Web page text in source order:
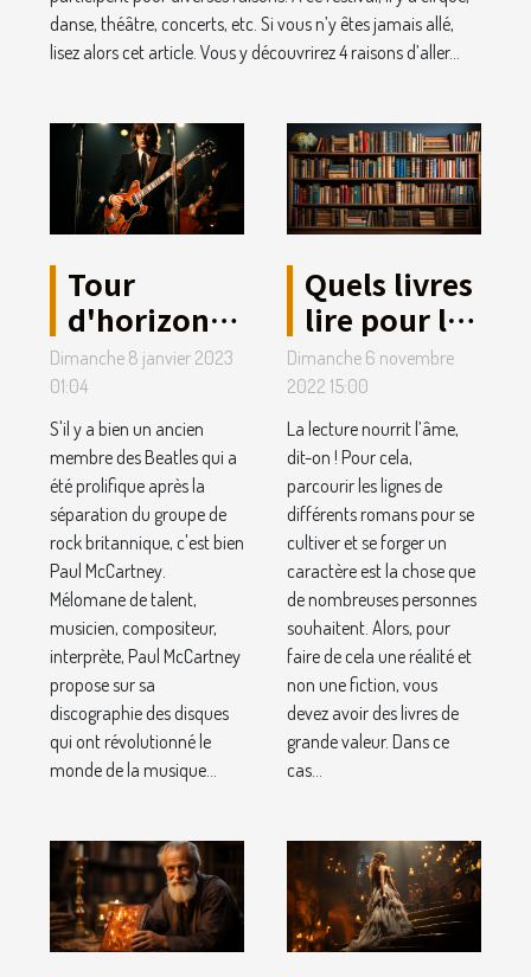
danse, théâtre, concerts, etc. Si vous n’y êtes jamais allé,
lisez alors cet article. Vous y découvrirez 4 raisons d’aller...
Tour
d'horizon
sur la vie de
Paul
McCartney
Dimanche 8 janvier 2023
01:04
S'il y a bien un ancien
membre des Beatles qui a
été prolifique après la
séparation du groupe de
rock britannique, c'est bien
Paul McCartney.
Mélomane de talent,
musicien, compositeur,
interprète, Paul McCartney
propose sur sa
discographie des disques
qui ont révolutionné le
monde de la musique...
Quels livres
lire pour la
culture
générale ?
Dimanche 6 novembre
2022 15:00
La lecture nourrit l’âme,
dit-on ! Pour cela,
parcourir les lignes de
différents romans pour se
cultiver et se forger un
caractère est la chose que
de nombreuses personnes
souhaitent. Alors, pour
faire de cela une réalité et
non une fiction, vous
devez avoir des livres de
grande valeur. Dans ce
cas...